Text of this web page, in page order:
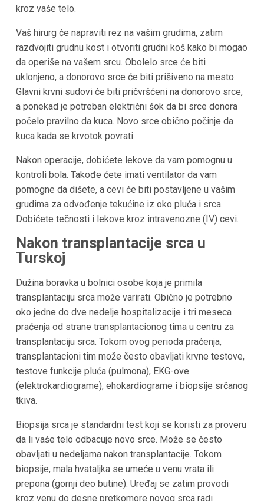
kroz vaše telo.
Vaš hirurg će napraviti rez na vašim grudima, zatim
razdvojiti grudnu kost i otvoriti grudni koš kako bi mogao
da operiše na vašem srcu. Obolelo srce će biti
uklonjeno, a donorovo srce će biti prišiveno na mesto.
Glavni krvni sudovi će biti pričvršćeni na donorovo srce,
a ponekad je potreban električni šok da bi srce donora
počelo pravilno da kuca. Novo srce obično počinje da
kuca kada se krvotok povrati.
Nakon operacije, dobićete lekove da vam pomognu u
kontroli bola. Takođe ćete imati ventilator da vam
pomogne da dišete, a cevi će biti postavljene u vašim
grudima za odvođenje tekućine iz oko pluća i srca.
Dobićete tečnosti i lekove kroz intravenozne (IV) cevi.
Nakon transplantacije srca u
Turskoj
Dužina boravka u bolnici osobe koja je primila
transplantaciju srca može varirati. Obično je potrebno
oko jedne do dve nedelje hospitalizacije i tri meseca
praćenja od strane transplantacionog tima u centru za
transplantaciju srca. Tokom ovog perioda praćenja,
transplantacioni tim može često obavljati krvne testove,
testove funkcije pluća (pulmona), EKG-ove
(elektrokardiograme), ehokardiograme i biopsije srčanog
tkiva.
Biopsija srca je standardni test koji se koristi za proveru
da li vaše telo odbacuje novo srce. Može se često
obavljati u nedeljama nakon transplantacije. Tokom
biopsije, mala hvataljka se umeće u venu vrata ili
prepona (gornji deo butine). Uređaj se zatim provodi
kroz venu do desne pretkomore novog srca radi